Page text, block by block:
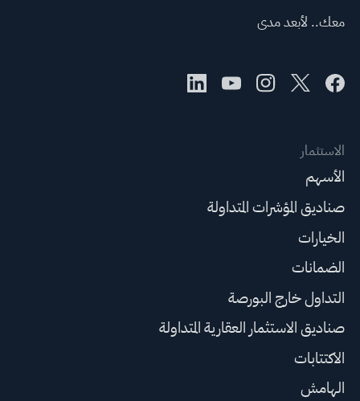
معك.. لأبعد مدى
الاستثمار
الأسهم
صناديق المؤشرات المتداولة
الخيارات
الضمانات
التداول خارج البورصة
صناديق الاستثمار العقارية المتداولة
الاكتتابات
الهامش